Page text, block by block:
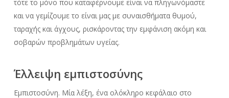
τότε το μόνο που καταφέρνουμε είναι να πληγωνόμαστε
και να γεμίζουμε το είναι μας με συναισθήματα θυμού,
ταραχής και άγχους, ρισκάροντας την εμφάνιση ακόμη και
σοβαρών προβλημάτων υγείας.
Έλλειψη εμπιστοσύνης
Εμπιστοσύνη. Μία λέξη, ένα ολόκληρο κεφάλαιο στο